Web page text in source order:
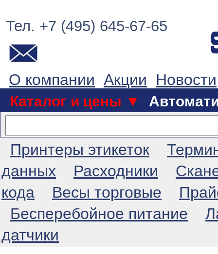
Тел. +7 (495) 645-67-65
О компании Акции Новости
Каталог и цены ▼
Принтеры этикеток
данных
Расходники
кода
Весы торговые
Бесперебойное питание
датчики